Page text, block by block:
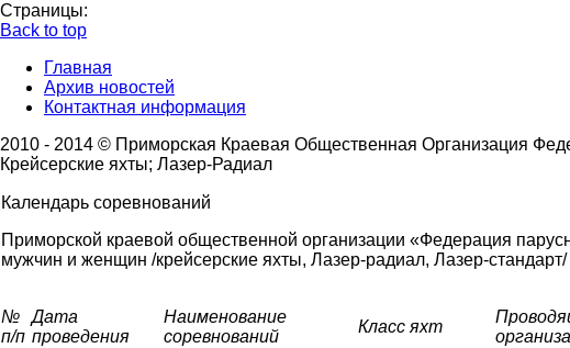
Страницы:
Back to top
Главная
Архив новостей
Контактная информация
2010 - 2014 © Приморская Краевая Общественная Организация
Крейсерские яхты; Лазер-Радиал
Календарь соревнований
Приморской краевой общественной организации «Федерация
мужчин и женщин /крейсерские яхты, Лазер-радиал, Лазер-стандарт/
№
п/п
Дата
проведения
Наименование
соревнований
Класс яхт